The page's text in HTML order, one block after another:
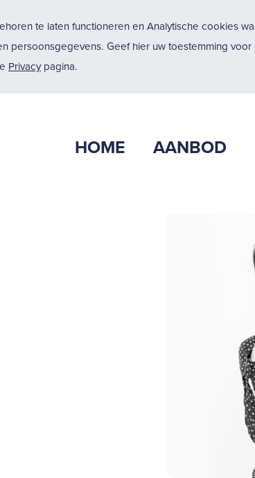
te laten functioneren en Analytische cookies
persoonsgegevens. Geef hier uw toestemming
Privacypagina.
HOME AANBOD